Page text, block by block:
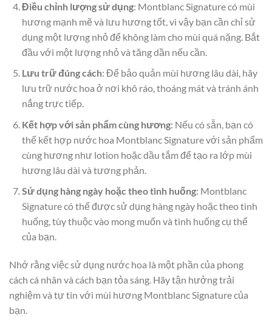
Điều chỉnh lượng sử dụng: Montblanc Signature có mùi
hương mạnh mẽ và lưu hương tốt, vì vậy bạn cần chỉ sử
dụng một lượng nhỏ để không làm cho mùi quá nặng. Bắt
đầu với một lượng nhỏ và tăng dần nếu cần.
Lưu trữ đúng cách: Để bảo quản mùi hương lâu dài, hãy
lưu trữ nước hoa ở nơi khô ráo, thoáng mát và tránh ánh
nắng trực tiếp.
Kết hợp với sản phẩm cùng hương: Nếu có sẵn, bạn có
thể kết hợp nước hoa Montblanc Signature với sản phẩm
cùng hương như lotion hoặc dầu tắm để tạo ra lớp mùi
hương lâu dài và tương phản.
Sử dụng hàng ngày hoặc theo tình huống: Montblanc
Signature có thể được sử dụng hàng ngày hoặc theo tình
huống, tùy thuộc vào mong muốn và tình huống cụ thể
của bạn.
Nhớ rằng việc sử dụng nước hoa là một phần của phong
cách cá nhân và cách bạn tỏa sáng. Hãy tận hưởng trải
nghiệm và tự tin với mùi hương Montblanc Signature của
bạn.